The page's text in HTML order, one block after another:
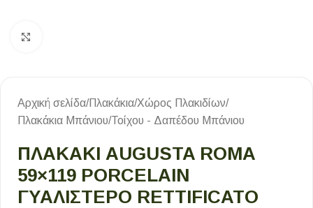
Αρχική σελίδα/Πλακάκια/Χώρος Πλακιδίων/
Πλακάκια Μπάνιου/Τοίχου - Δαπέδου Μπάνιου
ΠΛΑΚΆΚΙ AUGUSTA ROMA
59×119 PORCELAIN
ΓΥΑΛΙΣΤΕΡΌ RETTIFICATO